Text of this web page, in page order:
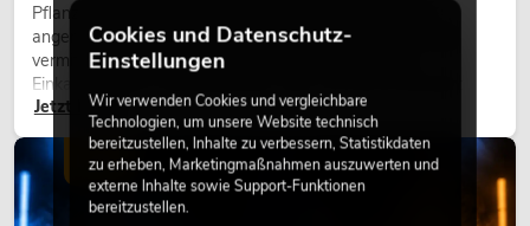
Pflanzen machen Räume lebendig. Sie schaffen eine
angenehme Atmosphäre, verbessern das Ambiente und
vermitteln Natürlichkeit. Ob in Hotels, Restaurants,
Einkaufszentren, Bürogebäuden oder auf Messeständen:
eine hochwertige Begrünung gehört heute längst zum
modernen Raumkonzept.
Jetzt lesen
LICHT
Cookies und Datenschutz-
Einstellungen
Wir verwenden Cookies und vergleichbare
Technologien, um unsere Website technisch
bereitzustellen, Inhalte zu verbessern, Statistikdaten
zu erheben, Marketingmaßnahmen auszuwerten und
externe Inhalte sowie Support-Funktionen
bereitzustellen.